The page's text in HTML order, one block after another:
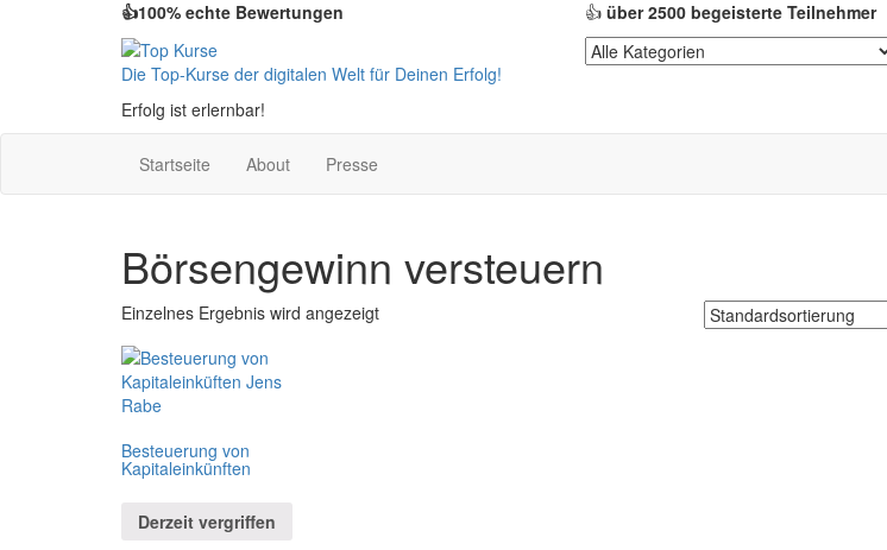
👍100% echte Bewertungen 👍 über 2500 begeisterte Teilnehmer
Die Top-Kurse der digitalen Welt für Deinen Erfolg!
Erfolg ist erlernbar!
Startseite About Presse
Börsengewinn versteuern
Einzelnes Ergebnis wird angezeigt
Besteuerung von
Kapitaleinkünften
Derzeit vergriffen